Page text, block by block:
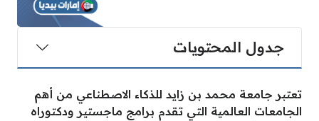
جدول المحتويات
تعتبر جامعة محمد بن زايد للذكاء الاصطناعي من أهم
الجامعات العالمية التي تقدم برامج ماجستير ودكتوراه